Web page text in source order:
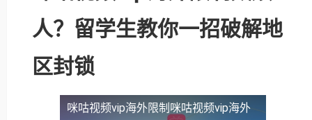
人？留学生教你一招破解地
区封锁
咪咕视频vip海外限制 咪咕视频vip海外